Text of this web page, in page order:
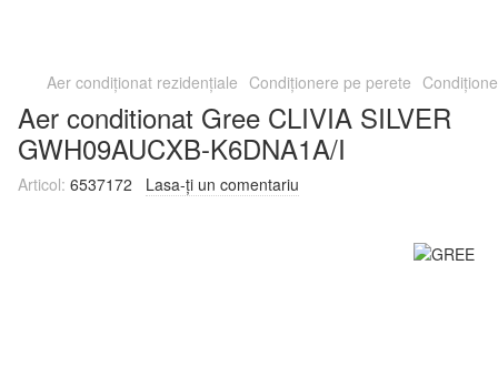
Aer condiționat rezidențiale Condiționere pe perete
Aer conditionat Gree CLIVIA SILVER
GWH09AUCXB-K6DNA1A/I
Articol: 6537172 Lasa-ți un comentariu